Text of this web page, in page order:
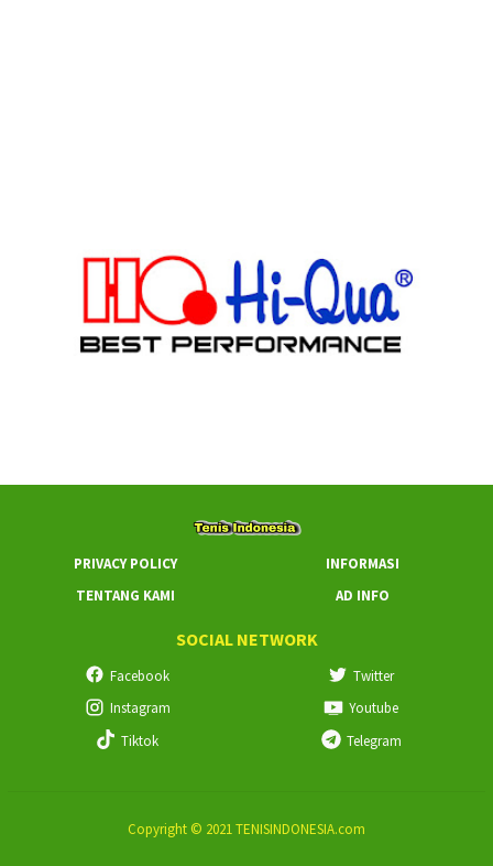
PRIVACY POLICY
INFORMASI
TENTANG KAMI
AD INFO
SOCIAL NETWORK
Facebook
Twitter
Instagram
Youtube
Tiktok
Telegram
Copyright © 2021 TENISINDONESIA.com